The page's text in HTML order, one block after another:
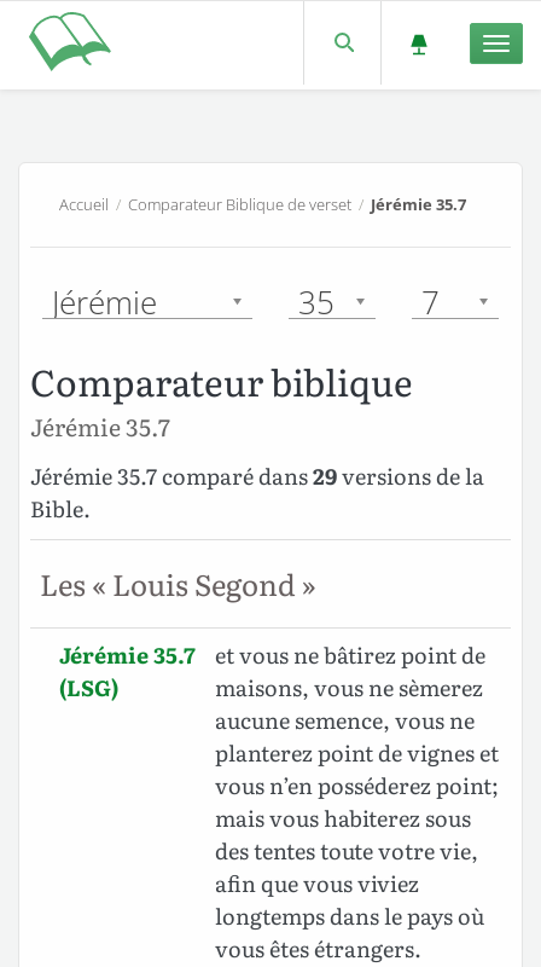
Accueil / Comparateur Biblique de verset/ Jérémie 35.7
Jérémie 35 7
Comparateur biblique
Jérémie 35.7
Jérémie 35.7 comparé dans29versions de la
Bible.
Les « Louis Segond »
Jérémie 35.7
(LSG)
et vous ne bâtirez point de
maisons, vous ne sèmerez
aucune semence, vous ne
planterez point de vignes et
vous n’en posséderez point;
mais vous habiterez sous
des tentes toute votre vie,
afin que vous viviez
longtemps dans le pays où
vous êtes étrangers.